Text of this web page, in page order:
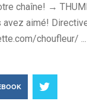
chaîne! →
aimé!
choufleur/ ...